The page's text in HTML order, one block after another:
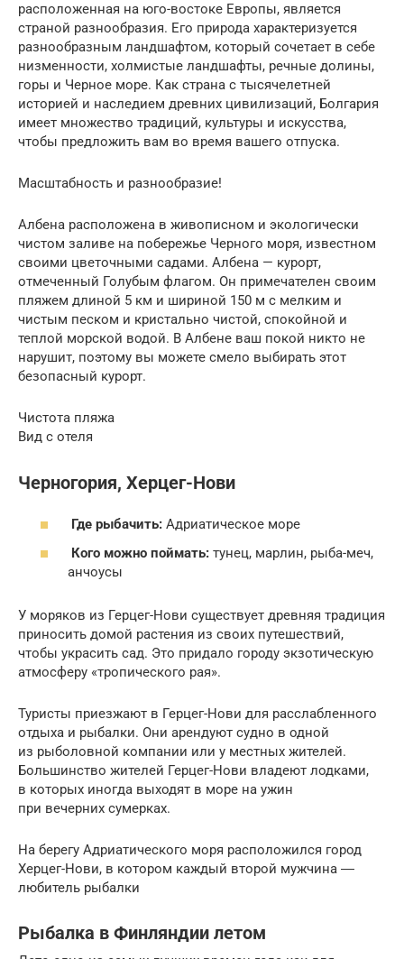
расположенная на юго-востоке Европы, является
страной разнообразия. Его природа характеризуется
разнообразным ландшафтом, который сочетает в себе
низменности, холмистые ландшафты, речные долины,
горы и Черное море. Как страна с тысячелетней
историей и наследием древних цивилизаций, Болгария
имеет множество традиций, культуры и искусства,
чтобы предложить вам во время вашего отпуска.
Масштабность и разнообразие!
Албена расположена в живописном и экологически
чистом заливе на побережье Черного моря, известном
своими цветочными садами. Албена — курорт,
отмеченный Голубым флагом. Он примечателен своим
пляжем длиной 5 км и шириной 150 м с мелким и
чистым песком и кристально чистой, спокойной и
теплой морской водой. В Албене ваш покой никто не
нарушит, поэтому вы можете смело выбирать этот
безопасный курорт.
Чистота пляжа
Вид с отеля
Черногория, Херцег-Нови
Где рыбачить: Адриатическое море
Кого можно поймать: тунец, марлин, рыба-меч,
анчоусы
У моряков из Герцег-Нови существует древняя традиция
приносить домой растения из своих путешествий,
чтобы украсить сад. Это придало городу экзотическую
атмосферу «тропического рая».
Туристы приезжают в Герцег-Нови для расслабленного
отдыха и рыбалки. Они арендуют судно в одной
из рыболовной компании или у местных жителей.
Большинство жителей Герцег-Нови владеют лодками,
в которых иногда выходят в море на ужин
при вечерних сумерках.
На берегу Адриатического моря расположился город
Херцег-Нови, в котором каждый второй мужчина ―
любитель рыбалки
Рыбалка в Финляндии летом